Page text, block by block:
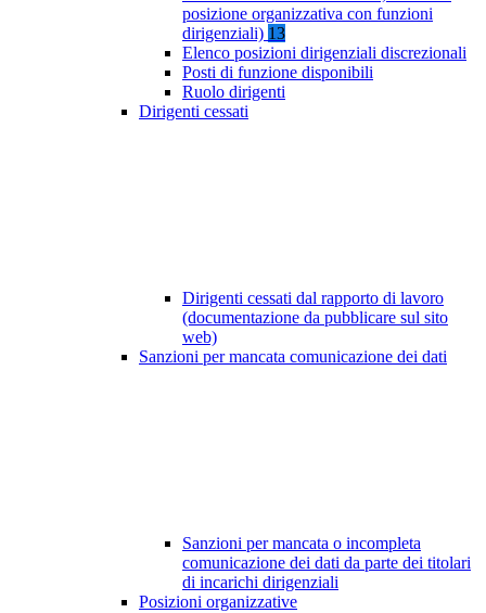
posizione organizzativa con funzioni
dirigenziali) 13
Elenco posizioni dirigenziali discrezionali
Posti di funzione disponibili
Ruolo dirigenti
Dirigenti cessati
Dirigenti cessati dal rapporto di lavoro
(documentazione da pubblicare sul sito
web)
Sanzioni per mancata comunicazione dei dati
Sanzioni per mancata o incompleta
comunicazione dei dati da parte dei titolari
di incarichi dirigenziali
Posizioni organizzative